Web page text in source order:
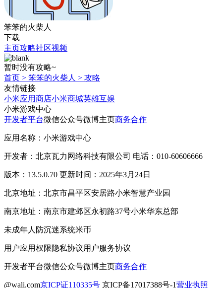
笨笨的火柴人
下载
主页攻略社区视频
暂时没有攻略~
首页 > 笨笨的火柴人 > 攻略
友情链接
小米应用商店小米商城英雄互娱
小米游戏中心
开发者平台微信公众号微博主页商务合作
应用名称：小米游戏中心
开发者：北京瓦力网络科技有限公司 电话：010-60606666
版本：13.5.0.70 更新时间：2025年3月24日
北京地址：北京市昌平区安居路小米智慧产业园
南京地址：南京市建邺区永初路37号小米华东总部
未成年人防沉迷系统米币
用户应用权限隐私协议用户服务协议
开发者平台微信公众号微博主页商务合作
@wali.com京ICP证110335号 京ICP备17017388号-1营业执照